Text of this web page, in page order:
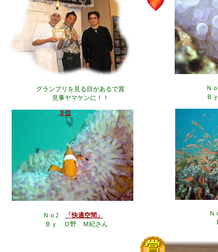
グランプリを見る目があるで賞
見事ヤマケンに！！
Ｎ
Ｂ
３位
Ｎｏ2
「快適空間」
Ｂｙ Ｏ野 Ｍ紀さん